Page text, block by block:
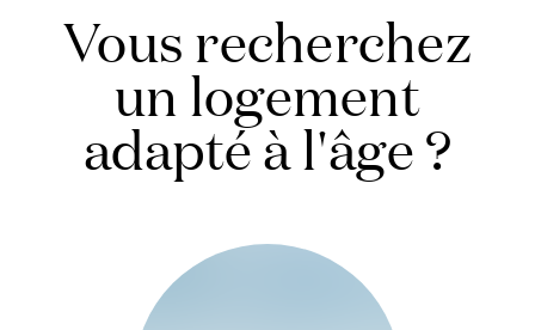
Vous recherchez
un logement
adapté à l'âge ?